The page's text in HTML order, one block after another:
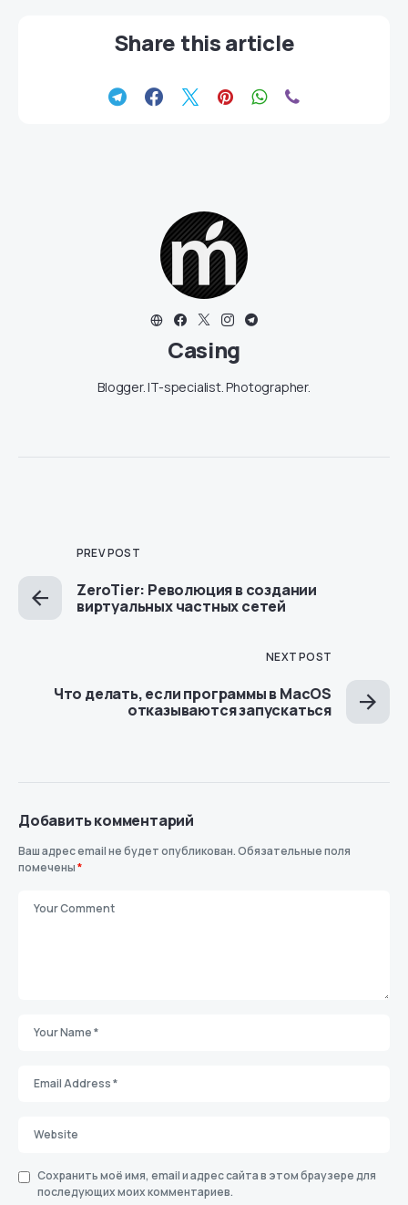
Share this article
Casing
Blogger. IT-specialist. Photographer.
PREV POST
ZeroTier: Революция в создании
виртуальных частных сетей
NEXT POST
Что делать, если программы в MacOS
отказываются запускаться
Добавить комментарий
Ваш адрес email не будет опубликован.Обязательные поля
помечены*
Сохранить моё имя, email и адрес сайта в этом браузере для
последующих моих комментариев.